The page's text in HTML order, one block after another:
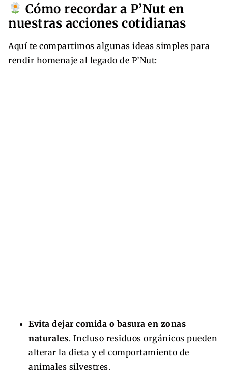
Cómo recordar a P’Nut en
nuestras acciones cotidianas
Aquí te compartimos algunas ideas simples para
rendir homenaje al legado de P’Nut:
Evita dejar comida o basura en zonas
naturales. Incluso residuos orgánicos pueden
alterar la dieta y el comportamiento de
animales silvestres.